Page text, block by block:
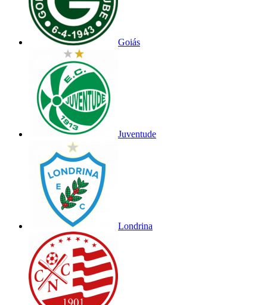
Goiás
Juventude
Londrina